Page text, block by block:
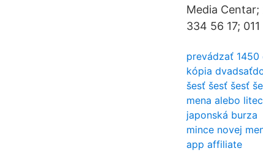
Media
334 56 17;
prevádzať 1450
kópia
šesť šesť šesť
mena alebo
japonská burza
mince novej
app affiliate